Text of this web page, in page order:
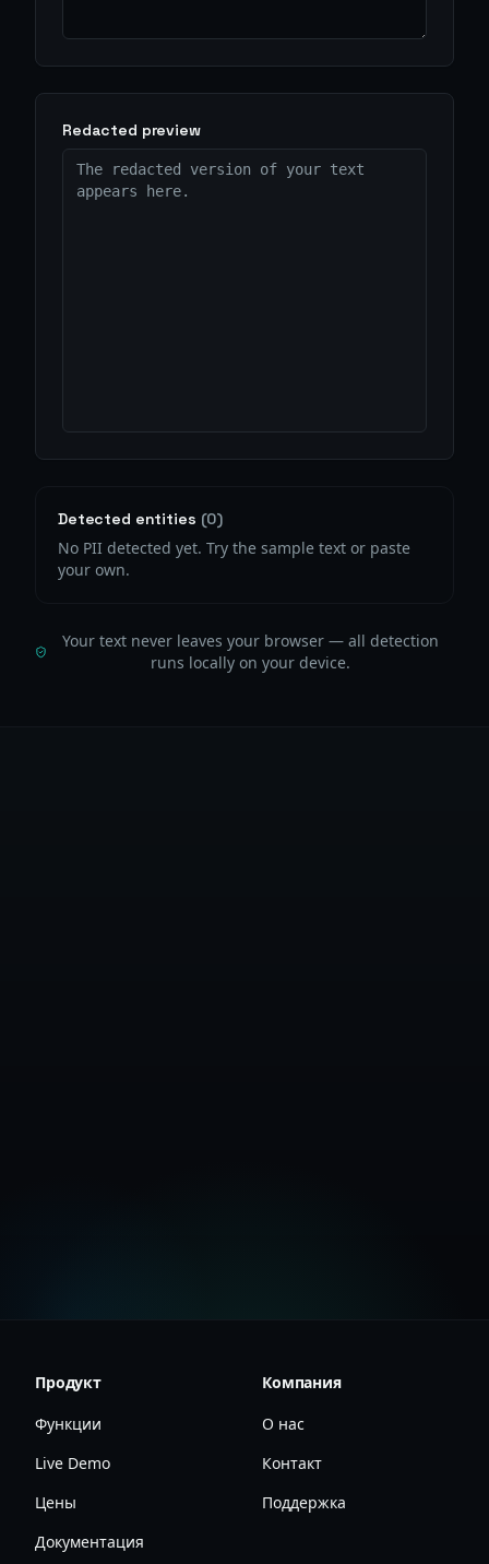
Redacted preview
The redacted version of your text
appears here.
Detected entities (0)
No PII detected yet. Try the sample text or paste
your own.
Your text never leaves your browser — all detection
runs locally on your device.
Продукт
Функции
Live Demo
Цены
Документация
Компания
О нас
Контакт
Поддержка